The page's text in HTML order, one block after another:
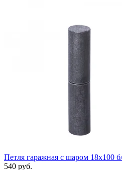
Петля гаражная с шаром
540 руб.